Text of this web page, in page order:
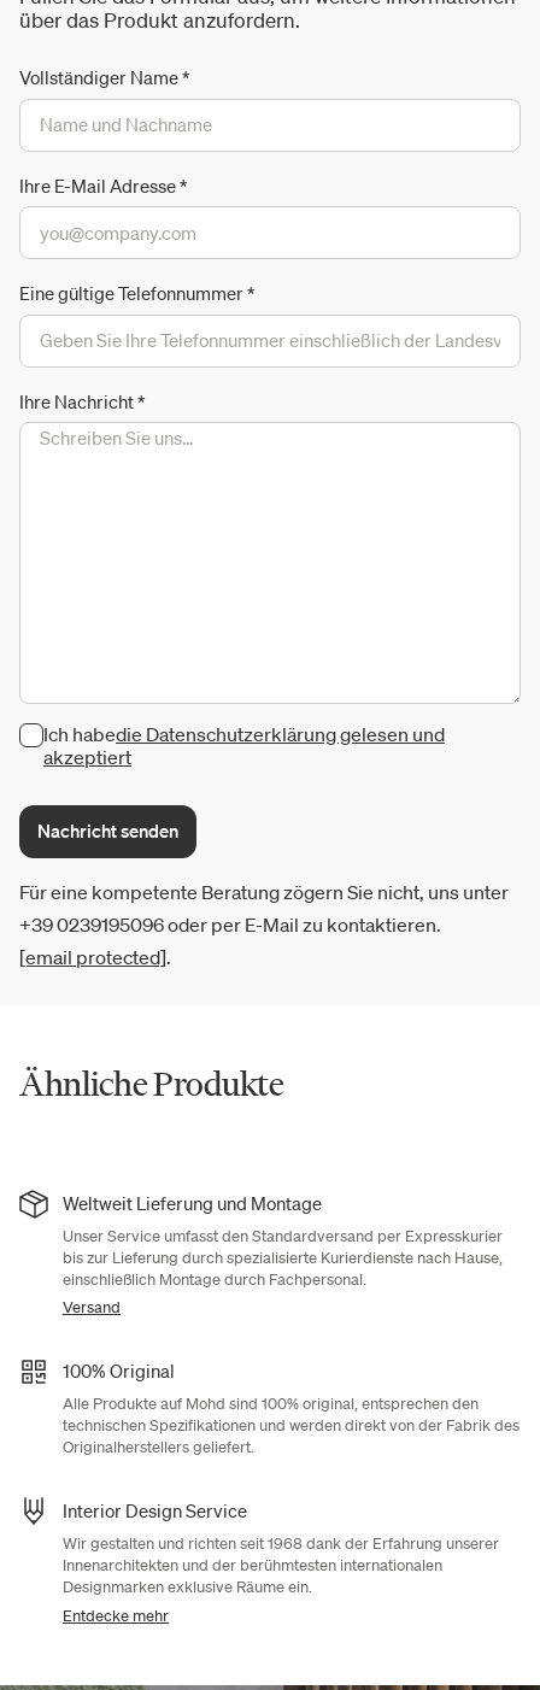
über das Produkt anzufordern.
Vollständiger Name*
Ihre E-Mail Adresse*
Eine gültige Telefonnummer*
Ihre Nachricht*
Ich habedie Datenschutzerklärung gelesen und
akzeptiert
Nachricht senden
Für eine kompetente Beratung zögern Sie nicht, uns unter
+39 0239195096 oder per E-Mail zu kontaktieren.
[email protected].
Ähnliche Produkte
Weltweit Lieferung und Montage
Unser Service umfasst den Standardversand per Expresskurier
bis zur Lieferung durch spezialisierte Kurierdienste nach Hause,
einschließlich Montage durch Fachpersonal.
Versand
100% Original
Alle Produkte auf Mohd sind 100% original, entsprechen den
technischen Spezifikationen und werden direkt von der Fabrik des
Originalherstellers geliefert.
Interior Design Service
Wir gestalten und richten seit 1968 dank der Erfahrung unserer
Innenarchitekten und der berühmtesten internationalen
Designmarken exklusive Räume ein.
Entdecke mehr